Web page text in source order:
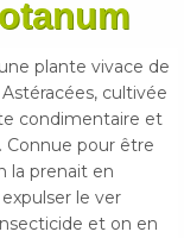
plante vivace de
cultivée
condimentaire et
Connue pour être
la prenait en
le ver
et on en